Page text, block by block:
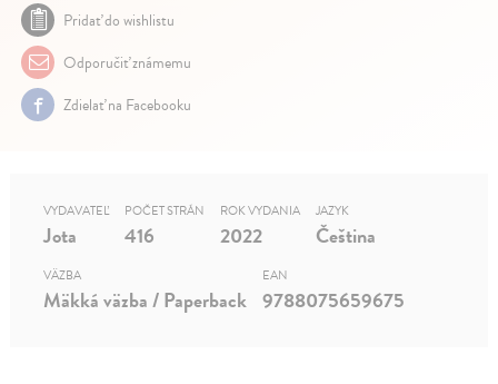
Pridať do wishlistu
Odporučiť známemu
Zdielať na Facebooku
VYDAVATEĽ
Jota
POČET STRÁN
416
ROK VYDANIA
2022
JAZYK
Čeština
VÄZBA
Mäkká väzba / Paperback
EAN
9788075659675